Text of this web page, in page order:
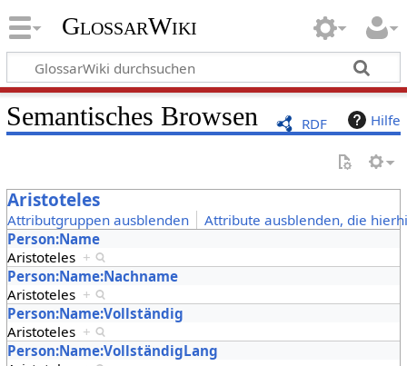
GlossarWiki
RDF Hilfe
Semantisches Browsen
Aristoteles
Attributgruppen ausblenden
Attribute ausblenden, die
Person:Name
Aristoteles +
Person:Name:Nachname
Aristoteles +
Person:Name:Vollständig
Aristoteles +
Person:Name:VollständigLang